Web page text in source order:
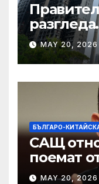
разгледа
Court по
MAY 20, 2026
БЪЛГАРО-
САЩ
поемат
MAY 20, 2026